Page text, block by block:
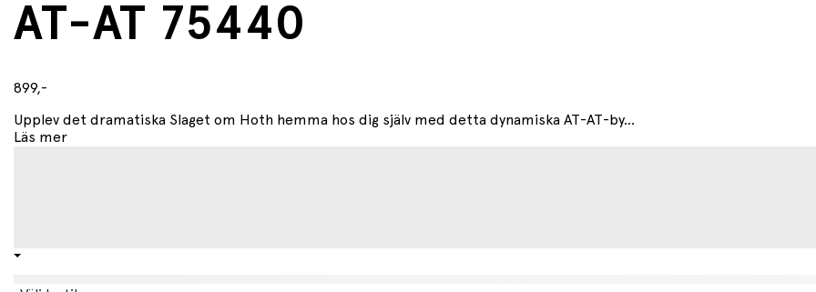
AT-AT 75440
899,-
Upplev det dramatiska Slaget om Hoth hemma hos dig själv med detta dynamiska AT-AT-by...
Läs mer